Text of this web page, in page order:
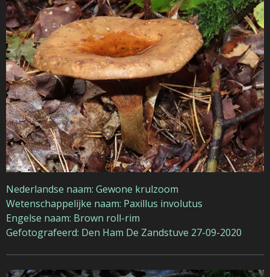
Nederlandse naam: Gewone krulzoom
Wetenschappelijke naam: Paxillus involutus
Engelse naam: Brown roll-rim
Gefotografeerd: Den Ham De Zandstuve 27-09-2020